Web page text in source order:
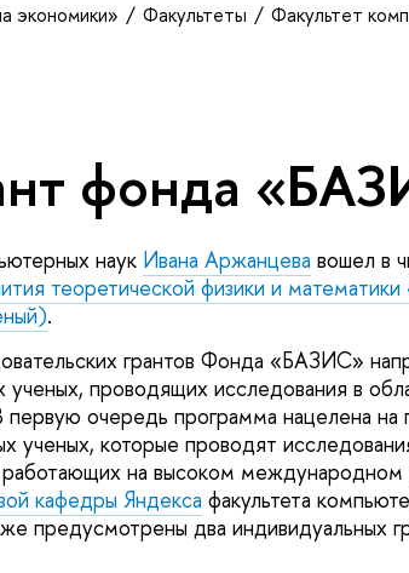
экономики» Факультеты Факультет
фонда
наук Ивана Аржанцева вошел в
теоретической физики и
.
грантов Фонда «БАЗИС»
проводящих исследования в
первую очередь программа нацелена
ученых, которые проводят
на высоком
кафедры Яндекса факультета
предусмотрены два индивидуальных